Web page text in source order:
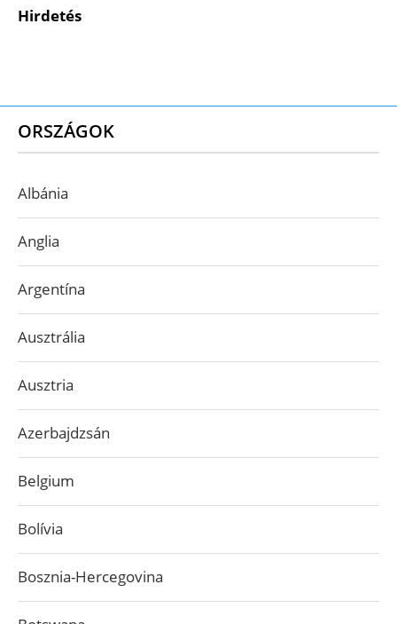
Hirdetés
ORSZÁGOK
Albánia
Anglia
Argentína
Ausztrália
Ausztria
Azerbajdzsán
Belgium
Bolívia
Bosznia-Hercegovina